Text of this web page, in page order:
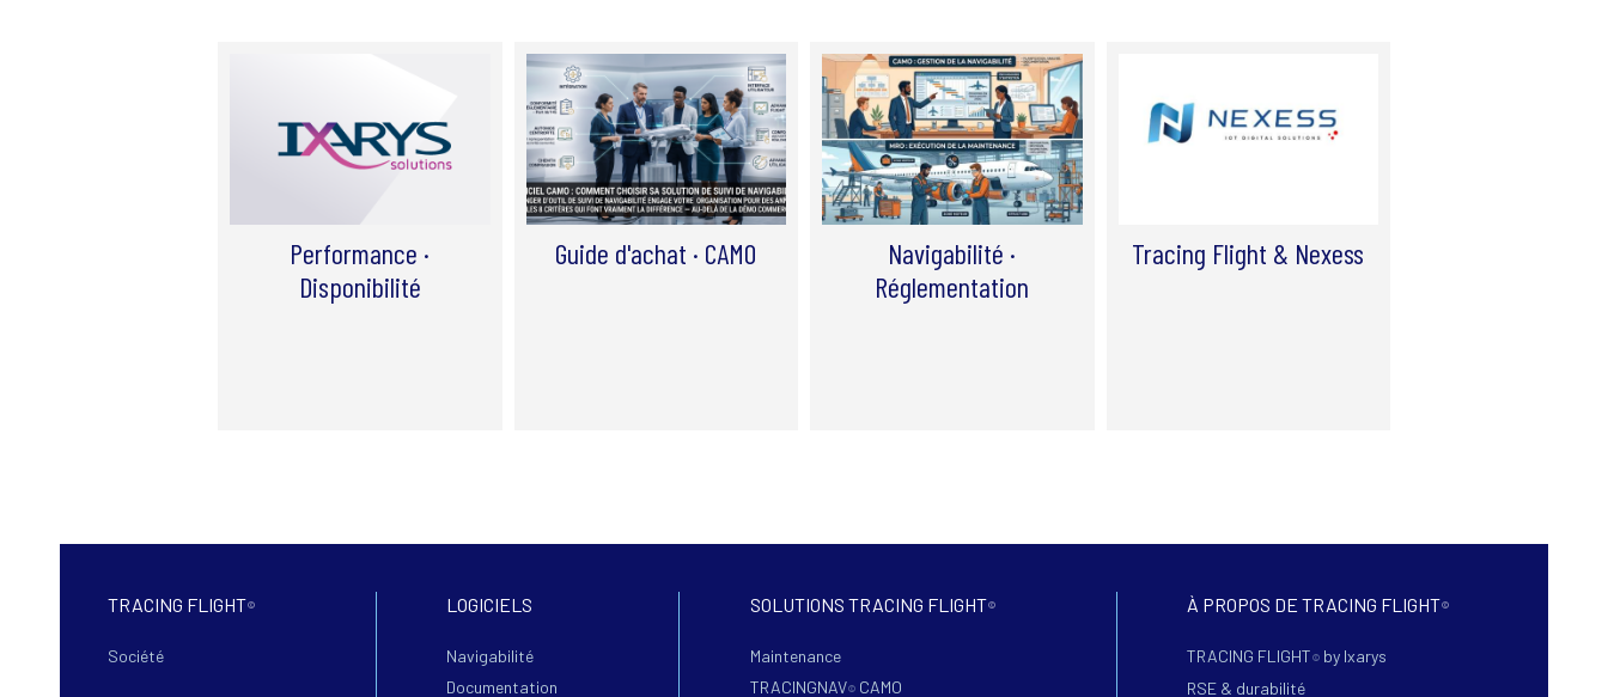
Performance ·
Disponibilité
Guide d'achat · CAMO
Navigabilité ·
Réglementation
Tracing Flight & Nexess
TRACING FLIGHT©
Société
LOGICIELS
Navigabilité
Documentation
SOLUTIONS TRACING FLIGHT©
Maintenance
TRACINGNAV©CAMO
À PROPOS DE TRACING FLIGHT©
TRACING FLIGHT © by Ixarys
RSE & durabilité